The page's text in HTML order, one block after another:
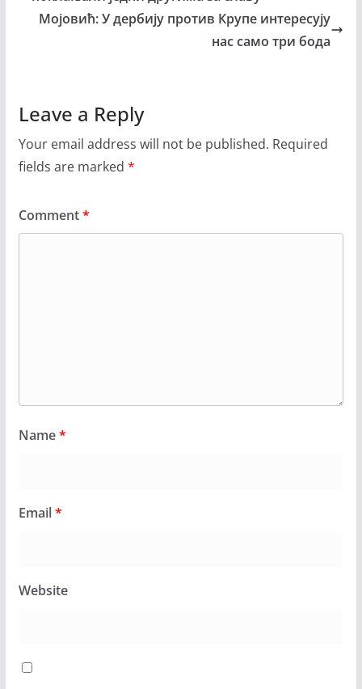
Мојовић: У дербију против Крупе интересују
нас само три бода
Leave a Reply
Your email address will not be published. Required
fields are marked *
Comment*
Name*
Email*
Website